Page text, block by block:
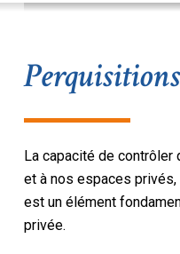
La capacité de contrôler
et à nos espaces
est un élément
privée.